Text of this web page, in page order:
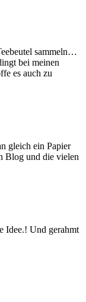
sammeln…
bei meinen
es auch zu
gleich ein Papier
Blog und die vielen
Idee.! Und gerahmt